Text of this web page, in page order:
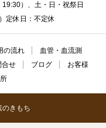
）、土・日・祝祭日
定休日：不定休
の流れ
血管・血流測
合せ ブログ
お客様
きもち